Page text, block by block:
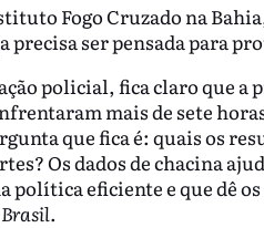
Fogo Cruzado na
ser pensada para
policial, fica claro que a
mais de sete
que fica é: quais os
Os dados de chacina
política eficiente e que dê
.